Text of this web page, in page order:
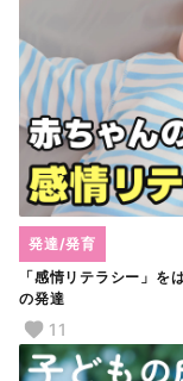
「感情リテラシー」
の発達
発達/発育
11